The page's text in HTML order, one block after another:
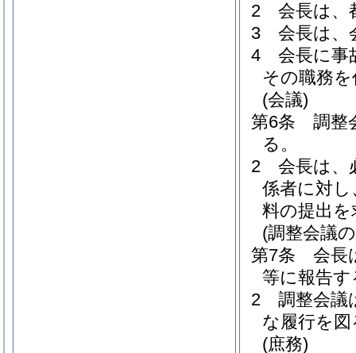
2
会長は、
3
会長は、
4
会長に事
その職務
(会議)
第6条
調整
る。
2
会長は、
係者に対
料の提出
(調整会議
第7条
会長
等に報告
2
調整会議
な履行を
(庶務)